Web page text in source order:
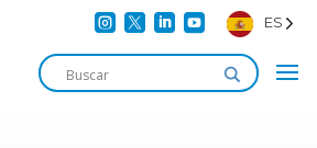
    ES